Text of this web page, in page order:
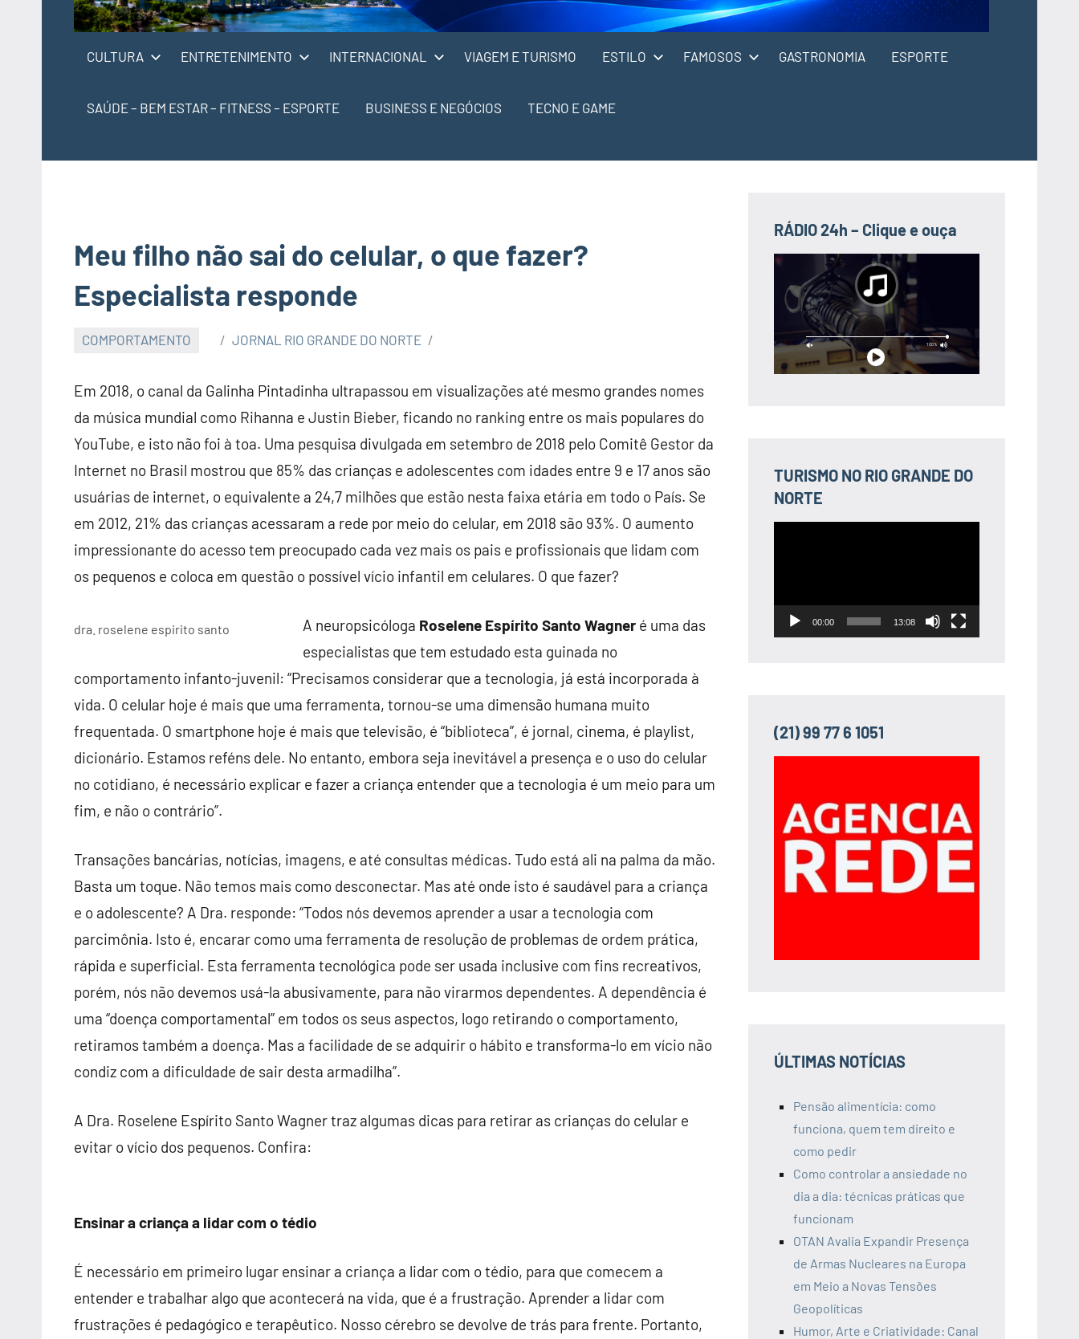
CULTURA ENTRETENIMENTO INTERNACIONAL VIAGEM E TURISMO ESTILO FAMOSOS GASTRONOMIA ESPORTE
SAÚDE – BEM ESTAR – FITNESS – ESPORTE BUSINESS E NEGÓCIOS TECNO E GAME
Meu filho não sai do celular, o que fazer?
Especialista responde
COMPORTAMENTO JORNAL RIO GRANDE DO NORTE
Em 2018, o canal da Galinha Pintadinha ultrapassou em visualizações até mesmo grandes nomes
da música mundial como Rihanna e Justin Bieber, ficando no ranking entre os mais populares do
YouTube, e isto não foi à toa. Uma pesquisa divulgada em setembro de 2018 pelo Comitê Gestor da
Internet no Brasil mostrou que 85% das crianças e adolescentes com idades entre 9 e 17 anos são
usuárias de internet, o equivalente a 24,7 milhões que estão nesta faixa etária em todo o País. Se
em 2012, 21% das crianças acessaram a rede por meio do celular, em 2018 são 93%. O aumento
impressionante do acesso tem preocupado cada vez mais os pais e profissionais que lidam com
os pequenos e coloca em questão o possível vício infantil em celulares. O que fazer?
dra. roselene espirito santo A neuropsicóloga Roselene Espírito Santo Wagner é uma das
especialistas que tem estudado esta guinada no
comportamento infanto-juvenil: “Precisamos considerar que a tecnologia, já está incorporada à
vida. O celular hoje é mais que uma ferramenta, tornou-se uma dimensão humana muito
frequentada. O smartphone hoje é mais que televisão, é “biblioteca”, é jornal, cinema, é playlist,
dicionário. Estamos reféns dele. No entanto, embora seja inevitável a presença e o uso do celular
no cotidiano, é necessário explicar e fazer a criança entender que a tecnologia é um meio para um
fim, e não o contrário”.
Transações bancárias, notícias, imagens, e até consultas médicas. Tudo está ali na palma da mão.
Basta um toque. Não temos mais como desconectar. Mas até onde isto é saudável para a criança
e o adolescente? A Dra. responde: “Todos nós devemos aprender a usar a tecnologia com
parcimônia. Isto é, encarar como uma ferramenta de resolução de problemas de ordem prática,
rápida e superficial. Esta ferramenta tecnológica pode ser usada inclusive com fins recreativos,
porém, nós não devemos usá-la abusivamente, para não virarmos dependentes. A dependência é
uma “doença comportamental” em todos os seus aspectos, logo retirando o comportamento,
retiramos também a doença. Mas a facilidade de se adquirir o hábito e transforma-lo em vício não
condiz com a dificuldade de sair desta armadilha”.
A Dra. Roselene Espírito Santo Wagner traz algumas dicas para retirar as crianças do celular e
evitar o vício dos pequenos. Confira:
Ensinar a criança a lidar com o tédio
É necessário em primeiro lugar ensinar a criança a lidar com o tédio, para que comecem a
entender e trabalhar algo que acontecerá na vida, que é a frustração. Aprender a lidar com
frustrações é pedagógico e terapêutico. Nosso cérebro se devolve de trás para frente. Portanto,
RÁDIO 24h – Clique e ouça
TURISMO NO RIO GRANDE DO
NORTE
00:00 13:08
(21) 99 77 6 1051
ÚLTIMAS NOTÍCIAS
Pensão alimentícia: como
funciona, quem tem direito e
como pedir
Como controlar a ansiedade no
dia a dia: técnicas práticas que
funcionam
OTAN Avalia Expandir Presença
de Armas Nucleares na Europa
em Meio a Novas Tensões
Geopolíticas
Humor, Arte e Criatividade: Canal